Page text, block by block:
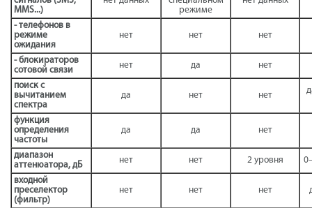
MMS...)
режиме
- телефонов в
режиме
ожидания
нет нет нет
- блокираторов
сотовой связи
нет да нет
поиск с
вычитанием
спектра
да нет нет
функция
определения
частоты
да да нет
диапазон
аттенюатора, дБ
нет нет 2 уровня
входной
преселектор
(фильтр)
нет нет нет